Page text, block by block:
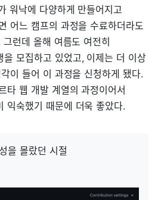
워낙에 다양하게 만들어지고
어느 캠프의 과정을 수료하더라도
런데 올해 여름도 여전히
을 모집하고 있었고, 이제는 더 이상
이 들어 이 과정을 신청하게 됐다.
타 웹 개발 계열의 과정이어서
익숙했기 때문에 더욱 좋았다.
을 몰랐던 시절